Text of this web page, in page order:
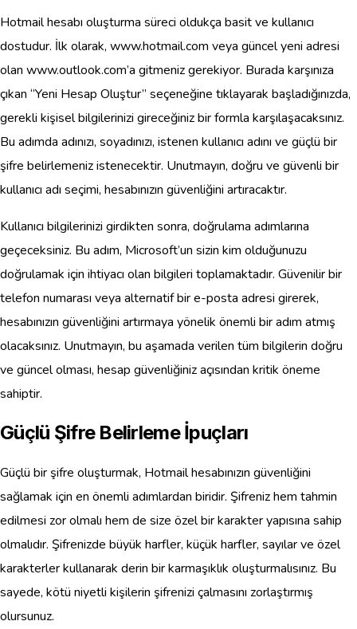
Hotmail hesabı oluşturma süreci oldukça basit ve kullanıcı
dostudur. İlk olarak, www.hotmail.com veya güncel yeni adresi
olan www.outlook.com’a gitmeniz gerekiyor. Burada karşınıza
çıkan “Yeni Hesap Oluştur” seçeneğine tıklayarak başladığınızda,
gerekli kişisel bilgilerinizi gireceğiniz bir formla karşılaşacaksınız.
Bu adımda adınızı, soyadınızı, istenen kullanıcı adını ve güçlü bir
şifre belirlemeniz istenecektir. Unutmayın, doğru ve güvenli bir
kullanıcı adı seçimi, hesabınızın güvenliğini artıracaktır.
Kullanıcı bilgilerinizi girdikten sonra, doğrulama adımlarına
geçeceksiniz. Bu adım, Microsoft’un sizin kim olduğunuzu
doğrulamak için ihtiyacı olan bilgileri toplamaktadır. Güvenilir bir
telefon numarası veya alternatif bir e-posta adresi girerek,
hesabınızın güvenliğini artırmaya yönelik önemli bir adım atmış
olacaksınız. Unutmayın, bu aşamada verilen tüm bilgilerin doğru
ve güncel olması, hesap güvenliğiniz açısından kritik öneme
sahiptir.
Güçlü Şifre Belirleme İpuçları
Güçlü bir şifre oluşturmak, Hotmail hesabınızın güvenliğini
sağlamak için en önemli adımlardan biridir. Şifreniz hem tahmin
edilmesi zor olmalı hem de size özel bir karakter yapısına sahip
olmalıdır. Şifrenizde büyük harfler, küçük harfler, sayılar ve özel
karakterler kullanarak derin bir karmaşıklık oluşturmalısınız. Bu
sayede, kötü niyetli kişilerin şifrenizi çalmasını zorlaştırmış
olursunuz.